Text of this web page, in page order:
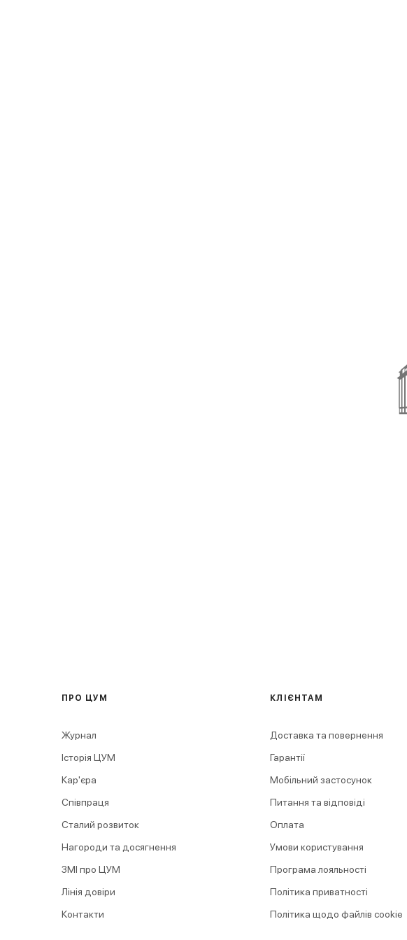
ПРО ЦУМ
Журнал
Історія ЦУМ
Кар'єра
Співпраця
Сталий розвиток
Нагороди та досягнення
ЗМІ про ЦУМ
Лінія довіри
Контакти
КЛІЄНТАМ
Доставка та повернення
Гарантії
Мобільний застосунок
Питання та відповіді
Оплата
Умови користування
Програма лояльності
Політика приватності
Політика щодо файлів cookie